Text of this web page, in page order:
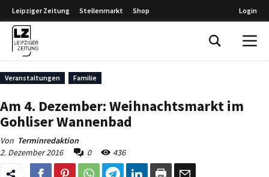
Leipziger Zeitung Stellenmarkt Shop Login
Veranstaltungen Familie
Am 4. Dezember: Weihnachtsmarkt im
Gohliser Wannenbad
Von Terminredaktion
2. Dezember 2016
0 436